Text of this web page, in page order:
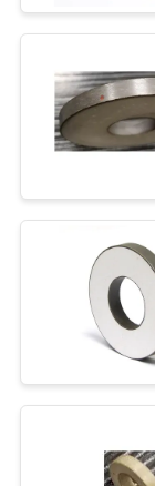
แผนผัง
เว็บไซต์
PRIVACY
POLICY
แห